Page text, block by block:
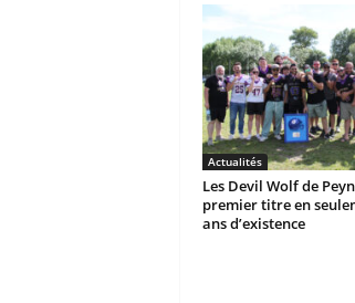
Actualités
Les Devil Wolf de
premier titre en
ans d’existence